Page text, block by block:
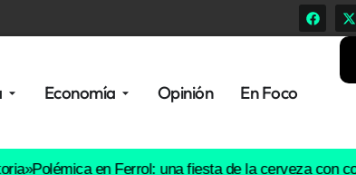
Economía Opinión En Foco
en Ferrol: una fiesta de la cerveza con